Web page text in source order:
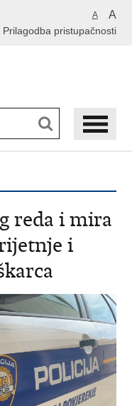
A A
Prilagodba pristupačnosti
reda i mira
i